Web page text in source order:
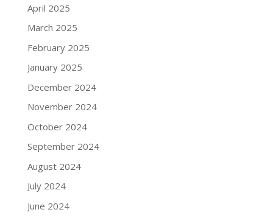
April 2025
March 2025
February 2025
January 2025
December 2024
November 2024
October 2024
September 2024
August 2024
July 2024
June 2024